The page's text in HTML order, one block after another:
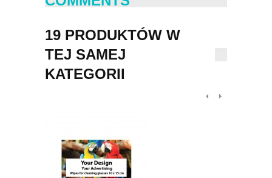
19 PRODUKTÓW W
TEJ SAMEJ
KATEGORII